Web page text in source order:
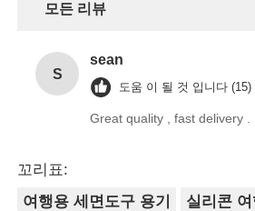
모든 리뷰
S
sean
도움 이 될 것 입니다 (15)
Great quality , fast delivery .
꼬리표:
여행용 세면도구 용기
실리콘